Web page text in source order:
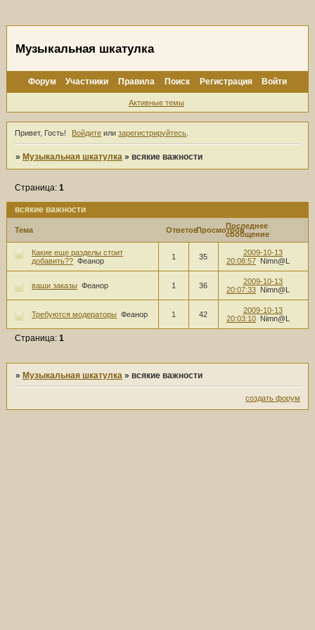
Музыкальная шкатулка
Форум Участники Правила Поиск Регистрация Войти
Активные темы
Привет, Гость! Войдите илизарегистрируйтесь
» Музыкальная шкатулка »всякие важности
всякие важности
Страница:1
Тема ОтветовПросмотровПоследнее
сообщение
Какие еще разделы стоит
добавить?? Феанор 1 35
2009-10-13
20:08:57 Nimn@L
ваши заказы Феанор 1 36
2009-10-13
20:07:33 Nimn@L
Требуются модераторы Феанор 1 42
2009-10-13
20:03:10 Nimn@L
Страница:1
» Музыкальная шкатулка »всякие важности
создать форум